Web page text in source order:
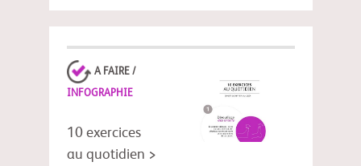
A FAIRE /
INFOGRAPHIE
10 exercices
au quotidien >